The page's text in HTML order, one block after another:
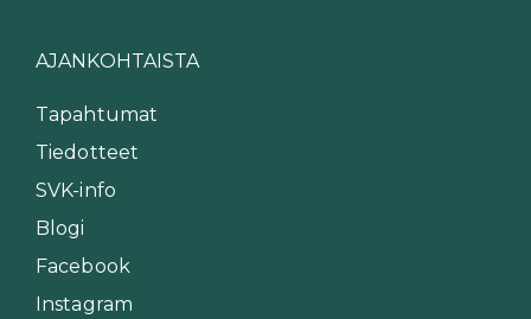
AJANKOHTAISTA
Tapahtumat
Tiedotteet
SVK-info
Blogi
Facebook
Instagram